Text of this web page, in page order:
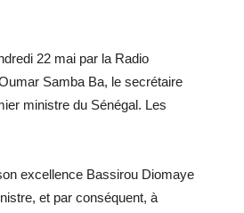
22 mai par la Radio
Samba Ba, le secrétaire
ministre du Sénégal. Les
excellence Bassirou Diomaye
et par conséquent, à